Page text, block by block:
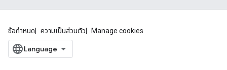
ข้อกำหนด ความเป็นส่วนตัว Manage cookies